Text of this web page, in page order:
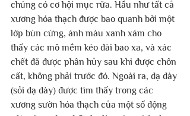
chúng có cơ hội mục rữa. Hầu như tất cả
xương hóa thạch được bao quanh bởi một
lớp bùn cứng, ánh màu xanh xám cho
thấy các mô mềm kéo dài bao xa, và xác
chết đã được phân hủy sau khi được chôn
cất, không phải trước đó. Ngoài ra, dạ dày
(sỏi dạ dày) được tìm thấy trong các
xương sườn hóa thạch của một số động